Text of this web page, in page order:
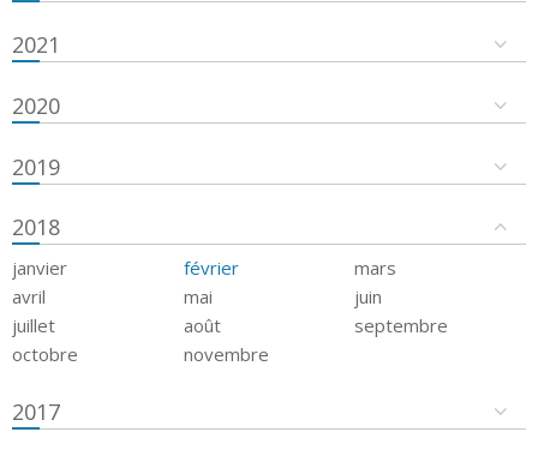
2021
2020
2019
2018
janvier février
mars
avril
mai
juin
juillet
août
septembre
octobre
novembre
2017